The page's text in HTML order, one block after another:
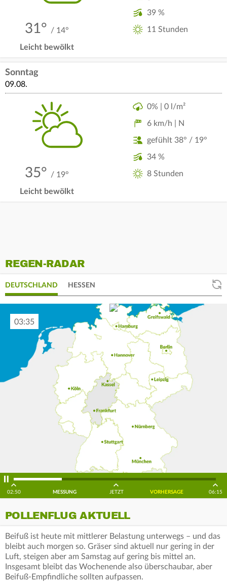
31° / 14°
Leicht bewölkt
39 %
11 Stunden
Sonntag
09.08.
35° / 19°
Leicht bewölkt
0% | 0 l/m²
6 km/h | N
gefühlt 38° / 19°
34 %
8 Stunden
REGEN-RADAR
DEUTSCHLAND HESSEN
03:45
02:50 MESSUNG JETZT VORHERSAGE 06:15
POLLENFLUG AKTUELL
Beifuß ist heute mit mittlerer Belastung unterwegs – und das
bleibt auch morgen so. Gräser sind aktuell nur gering in der
Luft, steigen aber am Samstag auf gering bis mittel an.
Insgesamt bleibt das Wochenende also überschaubar, aber
Beifuß-Empfindliche sollten aufpassen.